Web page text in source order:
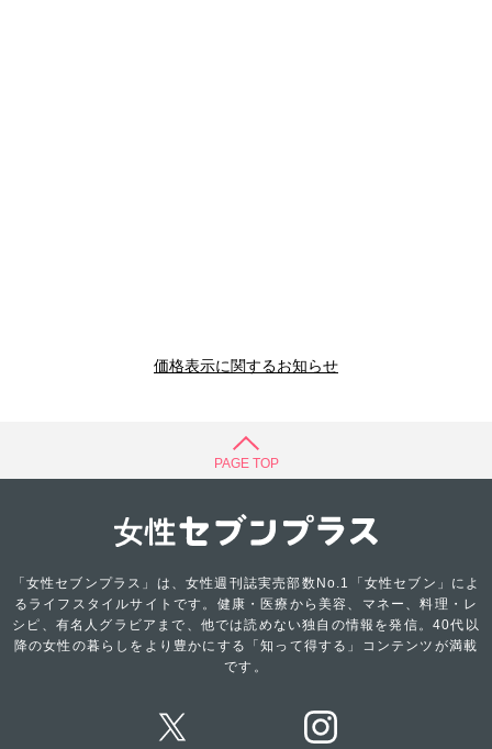
価格表示に関するお知らせ
PAGE TOP
「女性セブンプラス」は、女性週刊誌実売部数No.1「女性セブン」によ
るライフスタイルサイトです。健康・医療から美容、マネー、料理・レ
シピ、有名人グラビアまで、他では読めない独自の情報を発信。40代以
降の女性の暮らしをより豊かにする「知って得する」コンテンツが満載
です。